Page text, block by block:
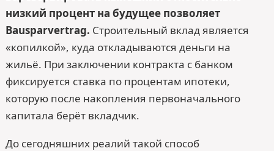
низкий процент на будущее позволяет
Bausparvertrag. Строительный вклад является
«копилкой», куда откладываются деньги на
жильё. При заключении контракта с банком
фиксируется ставка по процентам ипотеки,
которую после накопления первоначального
капитала берёт вкладчик.
До сегодняшних реалий такой способ